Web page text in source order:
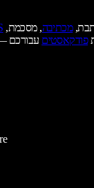
מכתיבה, מסכמת,
פודקאסטים עבורכם